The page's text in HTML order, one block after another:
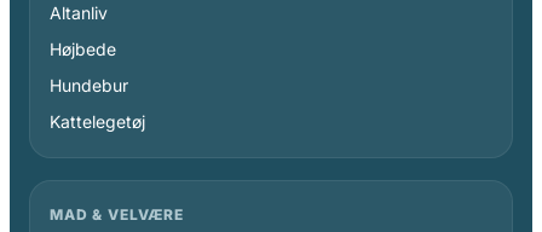
Altanliv
Højbede
Hundebur
Kattelegetøj
MAD & VELVÆRE